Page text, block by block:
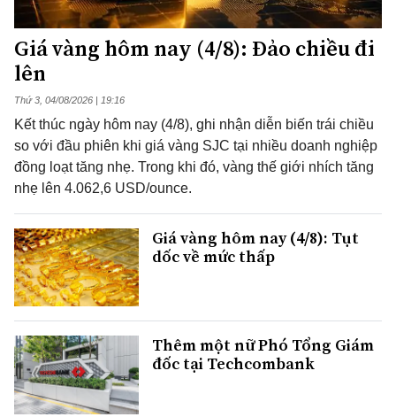
Giá vàng hôm nay (4/8): Đảo chiều đi
lên
Thứ 3, 04/08/2026 | 19:16
Kết thúc ngày hôm nay (4/8), ghi nhận diễn biến trái chiều
so với đầu phiên khi giá vàng SJC tại nhiều doanh nghiệp
đồng loạt tăng nhẹ. Trong khi đó, vàng thế giới nhích tăng
nhẹ lên 4.062,6 USD/ounce.
Giá vàng hôm nay (4/8): Tụt
dốc về mức thấp
Thêm một nữ Phó Tổng Giám
đốc tại Techcombank